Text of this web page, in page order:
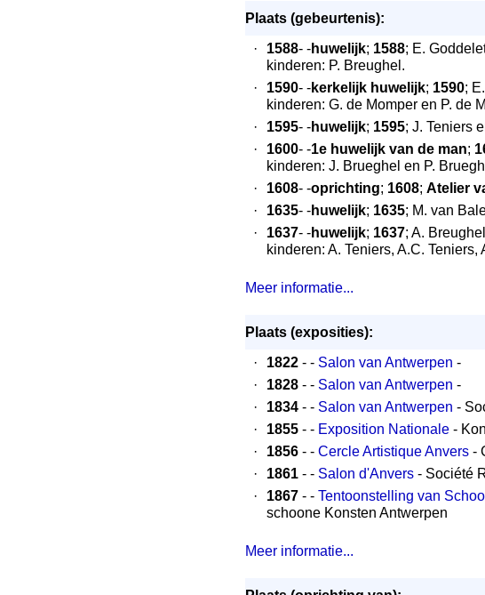
Plaats (gebeurtenis):
·
1588- -huwelijk; 1588; E.
kinderen: P. Breughel.
·
1590- -kerkelijk huwelijk; 1590;
kinderen: G. de Momper en P. de
·
1595- -huwelijk; 1595; J. Teniers
·
1600- -1e huwelijk van de man;
kinderen: J. Brueghel en P.
·
1608- -oprichting; 1608; Atelier
·
1635- -huwelijk; 1635; M. van
·
1637- -huwelijk; 1637; A.
kinderen: A. Teniers, A.C.
Meer informatie...
Plaats (exposities):
·
1822 - - Salon van Antwerpen -
·
1828 - - Salon van Antwerpen -
·
1834 - - Salon van Antwerpen -
·
1855 - - Exposition Nationale -
·
1856 - - Cercle Artistique Anvers -
·
1861 - - Salon d'Anvers - Société
·
1867 - - Tentoonstelling van
schoone Konsten Antwerpen
Meer informatie...